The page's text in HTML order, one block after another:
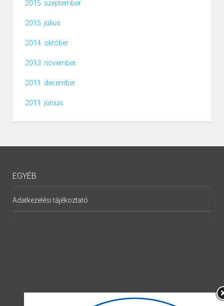
2015. szeptember
2015. július
2014. október
2013. november
2011. december
2011. június
EGYÉB
Adatkezelési tájékoztató